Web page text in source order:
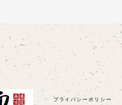
プライバシーポリシー